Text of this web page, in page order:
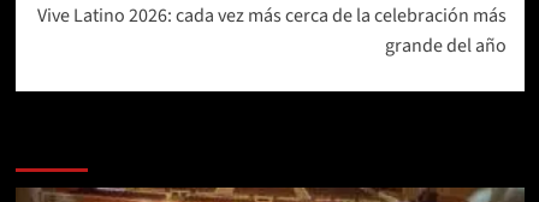
Vive Latino 2026: cada vez más cerca de la celebración más
grande del año